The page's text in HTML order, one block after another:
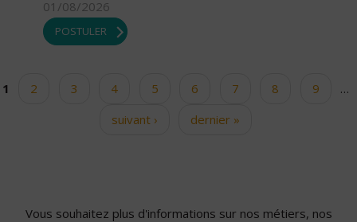
01/08/2026
POSTULER
Pages
1 2 3 4 5 6 7 8 9
…
suivant ›
dernier »
Vous souhaitez plus d'informations sur nos métiers, nos